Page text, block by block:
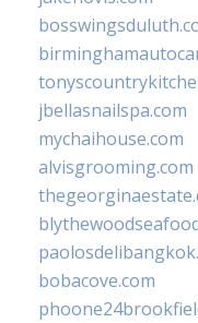
jbellasnailspa.com
mychaihouse.com
alvisgrooming.com
bobacove.com